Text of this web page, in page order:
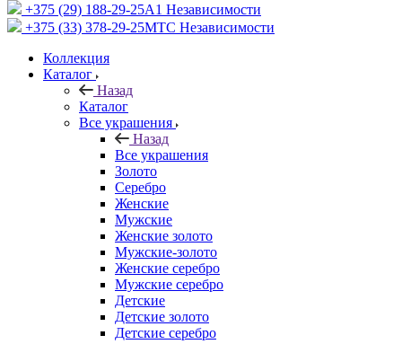
+375 (29) 188-29-25A1 Независимости
+375 (33) 378-29-25МТС Независимости
Коллекция
Каталог
Назад
Каталог
Все украшения
Назад
Все украшения
Золото
Серебро
Женские
Мужские
Женские золото
Мужские-золото
Женские серебро
Мужские серебро
Детские
Детские золото
Детские серебро